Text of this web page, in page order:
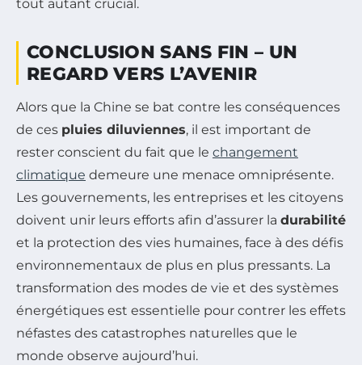
tout autant crucial.
CONCLUSION SANS FIN – UN
REGARD VERS L’AVENIR
Alors que la Chine se bat contre les conséquences
de ces pluies diluviennes, il est important de
rester conscient du fait que le changement
climatique demeure une menace omniprésente.
Les gouvernements, les entreprises et les citoyens
doivent unir leurs efforts afin d’assurer la durabilité
et la protection des vies humaines, face à des défis
environnementaux de plus en plus pressants. La
transformation des modes de vie et des systèmes
énergétiques est essentielle pour contrer les effets
néfastes des catastrophes naturelles que le
monde observe aujourd’hui.